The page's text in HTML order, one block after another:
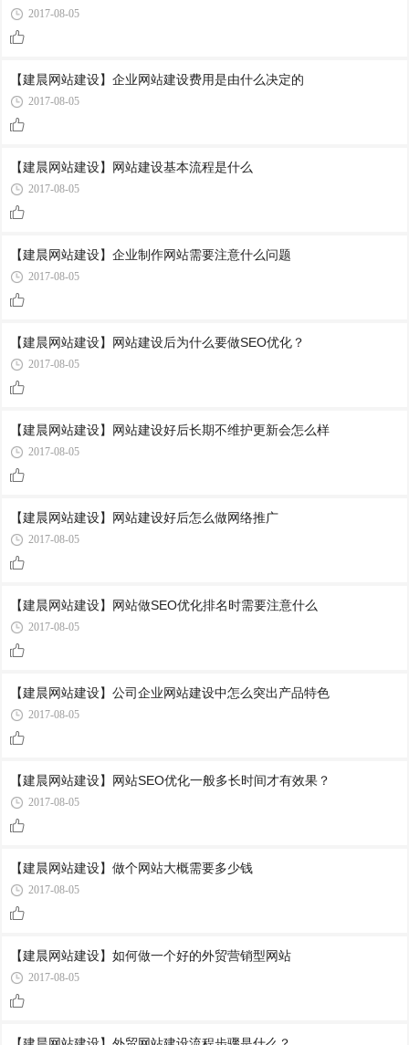
2017-08-05
【建晨网站建设】企业网站建设费用是由什么决定的
2017-08-05
【建晨网站建设】网站建设基本流程是什么
2017-08-05
【建晨网站建设】企业制作网站需要注意什么问题
2017-08-05
【建晨网站建设】网站建设后为什么要做SEO优化？
2017-08-05
【建晨网站建设】网站建设好后长期不维护更新会怎么样
2017-08-05
【建晨网站建设】网站建设好后怎么做网络推广
2017-08-05
【建晨网站建设】网站做SEO优化排名时需要注意什么
2017-08-05
【建晨网站建设】公司企业网站建设中怎么突出产品特色
2017-08-05
【建晨网站建设】网站SEO优化一般多长时间才有效果？
2017-08-05
【建晨网站建设】做个网站大概需要多少钱
2017-08-05
【建晨网站建设】如何做一个好的外贸营销型网站
2017-08-05